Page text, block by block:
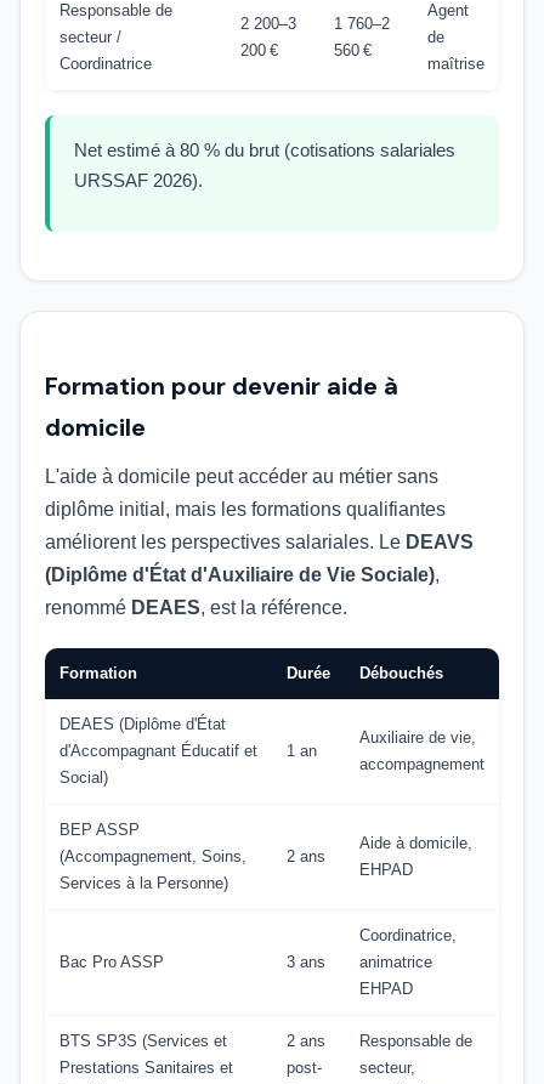
Responsable de
secteur /
Coordinatrice
2 200–3
200 €
1 760–2
560 €
Agent
de
maîtrise
Net estimé à 80 % du brut (cotisations salariales
URSSAF 2026).
Formation pour devenir aide à
domicile
L'aide à domicile peut accéder au métier sans
diplôme initial, mais les formations qualifiantes
améliorent les perspectives salariales. Le DEAVS
(Diplôme d'État d'Auxiliaire de Vie Sociale),
renommé DEAES, est la référence.
Formation Durée Débouchés
DEAES (Diplôme d'État
d'Accompagnant Éducatif et
Social)
1 an
Auxiliaire de vie,
accompagnement
BEP ASSP
(Accompagnement, Soins,
Services à la Personne)
2 ans
Aide à domicile,
EHPAD
Bac Pro ASSP 3 ans
Coordinatrice,
animatrice
EHPAD
BTS SP3S (Services et
Prestations Sanitaires et
2 ans
post-
Responsable de
secteur,